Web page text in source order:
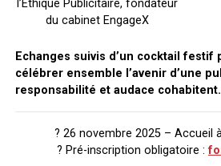
l’Ethique Publicitaire, fondateur
du cabinet EngageX
Echanges suivis d’un cocktail festif
célébrer ensemble l’avenir d’une
responsabilité et audace cohabitent.
? 26 novembre 2025 – Accueil
? Pré-inscription obligatoire :